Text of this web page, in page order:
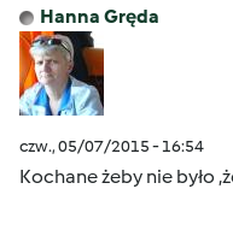
Hanna Gręda
czw., 05/07/2015 - 16:54
Kochane żeby nie było